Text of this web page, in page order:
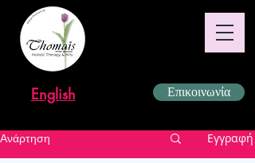
English Επικοινωνία
Ανάρτηση Εγγραφή